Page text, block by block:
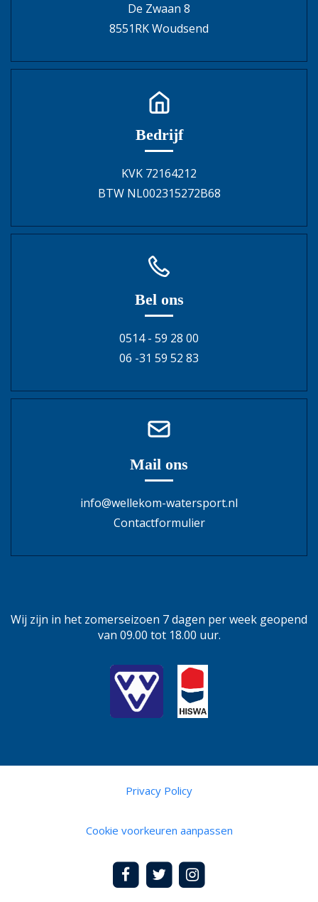
De Zwaan 8
8551RK Woudsend
Bedrijf
KVK 72164212
BTW NL002315272B68
Bel ons
0514 - 59 28 00
06 -31 59 52 83
Mail ons
info@wellekom-watersport.nl
Contactformulier
Wij zijn in het zomerseizoen 7 dagen per week geopend
van 09.00 tot 18.00 uur.
Privacy Policy
Cookie voorkeuren aanpassen